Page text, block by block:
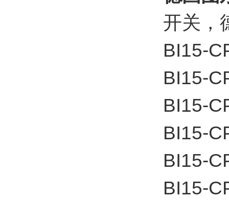
开关，
BI15-
BI15-
BI15-
BI15-
BI15-
BI15-